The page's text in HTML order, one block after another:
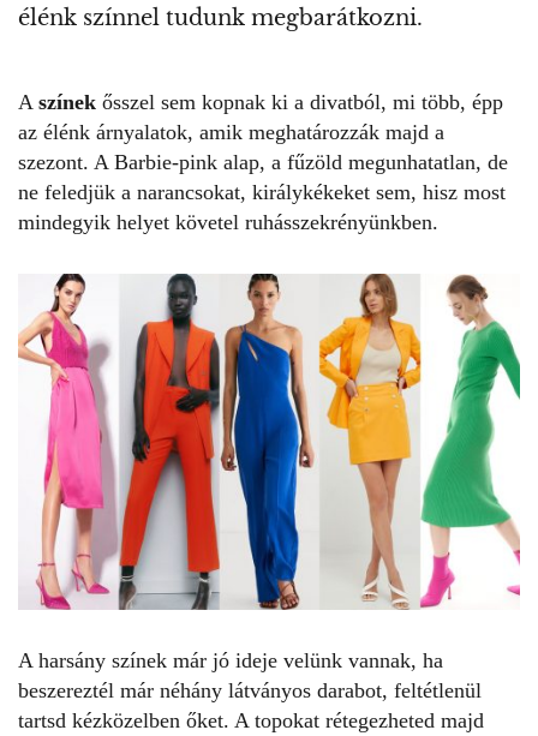
élénk színnel tudunk megbarátkozni.
A színek ősszel sem kopnak ki a divatból, mi több, épp
az élénk árnyalatok, amik meghatározzák majd a
szezont. A Barbie-pink alap, a fűzöld megunhatatlan, de
ne feledjük a narancsokat, királykékeket sem, hisz most
mindegyik helyet követel ruhásszekrényünkben.
A harsány színek már jó ideje velünk vannak, ha
beszereztél már néhány látványos darabot, feltétlenül
tartsd kézközelben őket. A topokat rétegezheted majd